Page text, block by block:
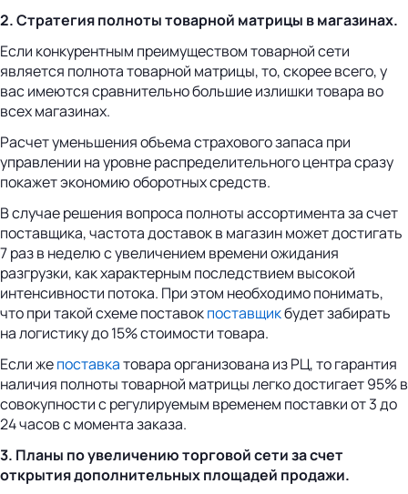
2. Стратегия полноты товарной матрицы в магазинах.
Если конкурентным преимуществом товарной сети
является полнота товарной матрицы, то, скорее всего, у
вас имеются сравнительно большие излишки товара во
всех магазинах.
Расчет уменьшения объема страхового запаса при
управлении на уровне распределительного центра сразу
покажет экономию оборотных средств.
В случае решения вопроса полноты ассортимента за счет
поставщика, частота доставок в магазин может достигать
7 раз в неделю с увеличением времени ожидания
разгрузки, как характерным последствием высокой
интенсивности потока. При этом необходимо понимать,
что при такой схеме поставокпоставщикбудет забирать
на логистику до 15% стоимости товара.
Если жепоставкатовара организована из РЦ, то гарантия
наличия полноты товарной матрицы легко достигает 95% в
совокупности с регулируемым временем поставки от 3 до
24 часов с момента заказа.
3. Планы по увеличению торговой сети за счет
открытия дополнительных площадей продажи.